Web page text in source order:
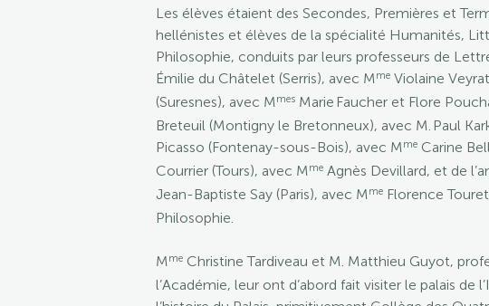
Les élèves étaient des Secondes, Premières et
hellénistes et élèves de la spécialité Humanités,
Philosophie, conduits par leurs professeurs de
Émilie du Châtelet (Serris), avec Mme Violaine
(Suresnes), avec Mmes Marie Faucher et Flore
Breteuil (Montigny le Bretonneux), avec M. Paul
Picasso (Fontenay-sous-Bois), avec Mme Carine
Courrier (Tours), avec Mme Agnès Devillard, et de
Jean-Baptiste Say (Paris), avec Mme Florence
Philosophie.
Mme Christine Tardiveau et M. Matthieu Guyot,
l’Académie, leur ont d’abord fait visiter le palais de